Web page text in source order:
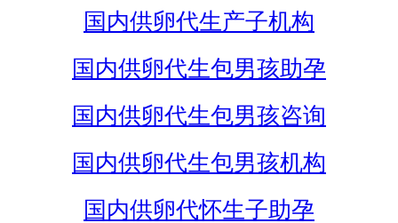
国内供卵代生产子机构
国内供卵代生包男孩助孕
国内供卵代生包男孩咨询
国内供卵代生包男孩机构
国内供卵代怀生子助孕